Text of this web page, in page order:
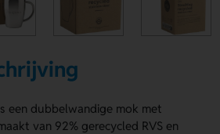
een dubbelwandige mok met
van 92% gerecycled RVS en